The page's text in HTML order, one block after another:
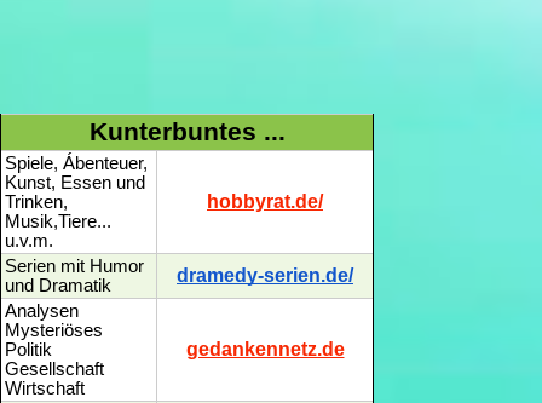
Kunterbuntes ...
Spiele, Ábenteuer,
Kunst, Essen und
Trinken,
Musik,Tiere...
u.v.m.
hobbyrat.de/
Serien mit Humor
und Dramatik
dramedy-serien.de/
Analysen
Mysteriöses
Politik
Gesellschaft
Wirtschaft
gedankennetz.de